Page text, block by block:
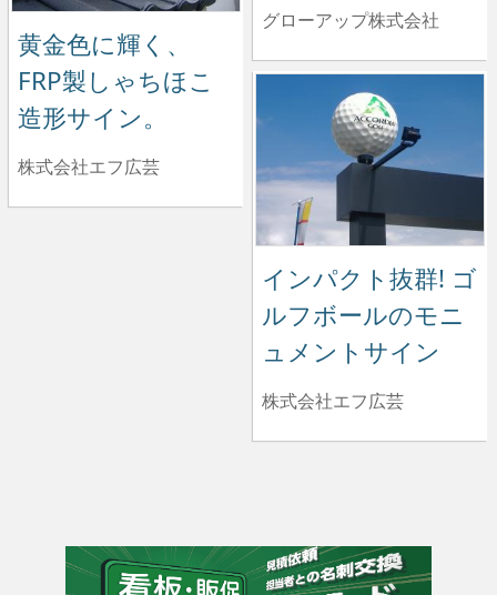
グローアップ株式会社
黄金色に輝く、
FRP製しゃちほこ
造形サイン。
株式会社エフ広芸
インパクト抜群! ゴ
ルフボールのモニ
ュメントサイン
株式会社エフ広芸